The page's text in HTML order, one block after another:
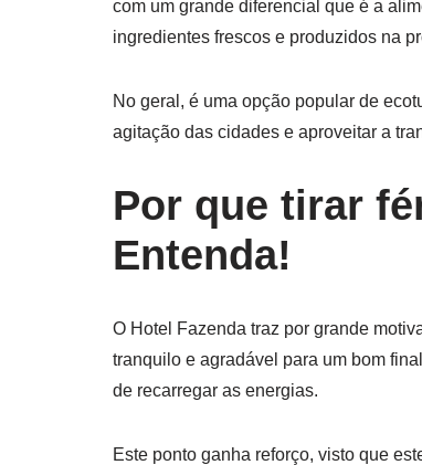
com um grande diferencial que é a
ingredientes frescos e produzidos na
No geral, é uma opção popular de
agitação das cidades e aproveitar a
Por que tirar
Entenda!
O Hotel Fazenda traz por grande
tranquilo e agradável para um bom
de recarregar as energias.
Este ponto ganha reforço, visto que